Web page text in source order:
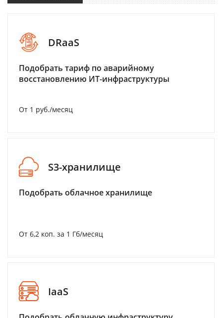
DRaaS
Подобрать тариф по аварийному
восстановлению ИТ-инфраструктуры
От 1 руб./месяц
S3-хранилище
Подобрать облачное хранилище
От 6,2 коп. за 1 Гб/месяц
IaaS